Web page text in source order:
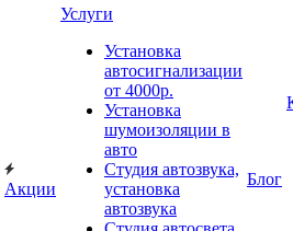
Акции
Услуги
Установка
автосигнализации
от 4000р.
Установка
шумоизоляции в
авто
Студия автозвука,
установка
автозвука
Блог